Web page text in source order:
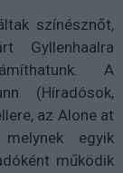
színésznőt,
A
(Híradósok,
az Alone at
egyik
működik